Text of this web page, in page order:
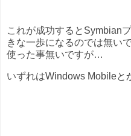
これが成功するとSymbian
きな一歩になるのでは無い
使った事無いですが…
いずれはWindows Mobileと